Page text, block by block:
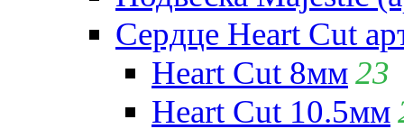
Сердце Heart Cut
Heart Cut 8мм23
Heart Cut 10.5мм